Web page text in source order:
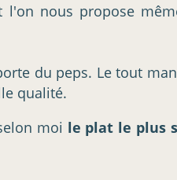
l'on nous propose
du peps. Le tout
qualité.
moi le plat le plus